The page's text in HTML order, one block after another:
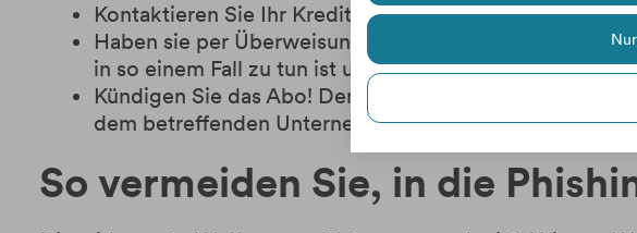
Kontaktieren Sie Ihr Kreditkartenunternehmen und
Haben sie per Überweisung bezahlt, kontaktieren Sie
in so einem Fall zu tun ist und ob das Konto gesperrt
Kündigen Sie das Abo! Der Abo-Vertrag ist unter
dem betreffenden Unternehmen mit und kündigen sie
So vermeiden Sie, in die